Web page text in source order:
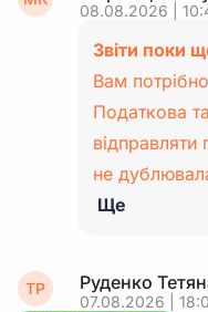
08.08.2026 |
Звіти поки
Вам
Податкова
відправляти
не
Ще
ТР Руденко
07.08.2026 |